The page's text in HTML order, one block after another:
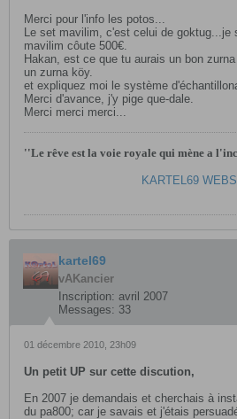
Merci pour l'info les potos...
Le set mavilim, c'est celui de goktug...je
mavilim côute 500€.
Hakan, est ce que tu aurais un bon
un zurna köy.
et expliquez moi le système
Merci d'avance, j'y pige que-dale.
Merci merci merci...
''Le rêve est la voie royale qui mène a
KARTEL69
kartel69
vAKancier
Inscription: avril 2007
Messages: 33
01 décembre 2010, 23h09
Un petit UP sur cette discution,
En 2007 je demandais et cherchais à
du pa800; car je savais et j'étais